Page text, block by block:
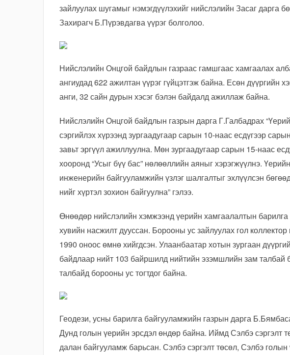
зайлуулах шугамыг нэмэгдүүлэхийг нийслэлийн Засаг дарга
Захирагч Б.Пүрэвдагва үүрэг болголоо.
Нийслэлийн Онцгой байдлын газраас гамшгаас хамгаалах
ангиудад 622 ажилтан үүрэг гүйцэтгэж байна. Есөн дүүргийн
анги, 32 сайн дурын хэсэг бэлэн байдалд ажиллаж байна.
Нийслэлийн Онцгой байдлын газрын дарга Г.Галбадрах
сэргийлэх хүрээнд зургаадугаар сарын 10-наас есдүгээр
завьт эргүүл ажиллуулна. Мөн зургаадугаар сарын 15-наас
хооронд “Усыг бүү бас” нөлөөллийн аяныг хэрэгжүүлнэ.
инженерийн байгууламжийн үзлэг шалгалтыг эхлүүлсэн
нийг хүртэл зохион байгуулна” гэлээ.
Өнөөдөр нийслэлийн хэмжээнд үерийн хамгаалалтын
хувийн насжилт дууссан. Борооны ус зайлуулах гол
1990 оноос өмнө хийгдсэн. Улаанбаатар хотын зургаан
байдлаар нийт 103 байршилд нийтийн эзэмшлийн зам талбай
талбайд борооны ус тогтдог байна.
Геодези, усны барилга байгууламжийн газрын дарга
Дунд голын үерийн эрсдэл өндөр байна. Иймд Сэлбэ сэргэлт
далан байгууламж барьсан. Сэлбэ сэргэлт төсөл, Сэлбэ